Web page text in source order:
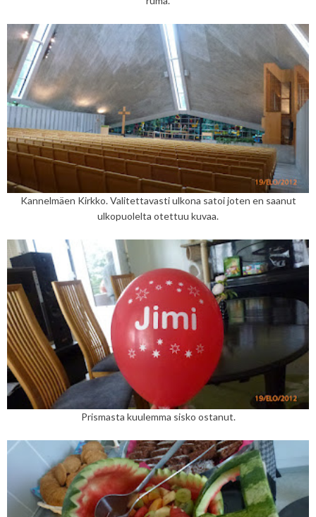
Kannelmäen Kirkko. Valitettavasti ulkona satoi joten en saanut
ulkopuolelta otettuu kuvaa.
Prismasta kuulemma sisko ostanut.